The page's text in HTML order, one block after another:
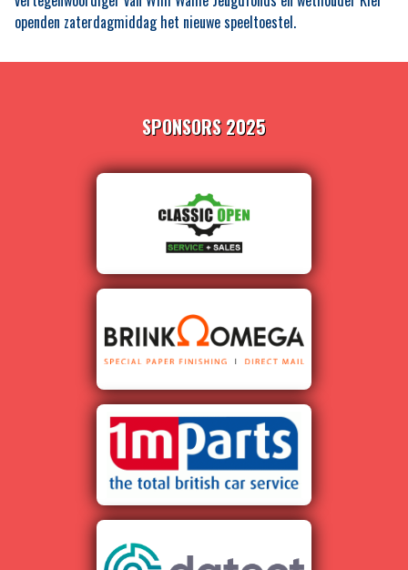
openden zaterdagmiddag het nieuwe speeltoestel.
SPONSORS 2025